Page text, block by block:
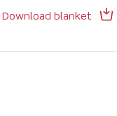
Download blanket